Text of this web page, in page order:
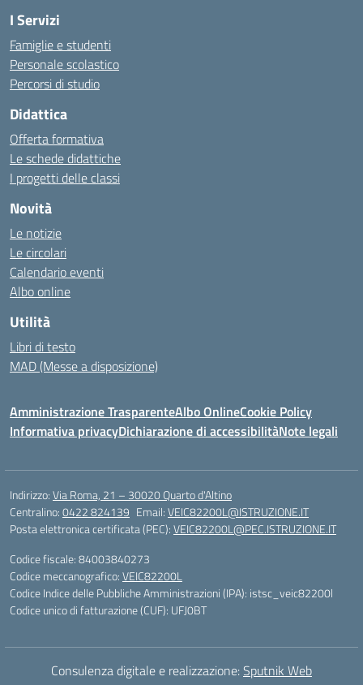
I Servizi
Famiglie e studenti
Personale scolastico
Percorsi di studio
Didattica
Offerta formativa
Le schede didattiche
I progetti delle classi
Novità
Le notizie
Le circolari
Calendario eventi
Albo online
Utilità
Libri di testo
MAD (Messe a disposizione)
Amministrazione TrasparenteAlbo OnlineCookie Policy
Informativa privacyDichiarazione di accessibilitàNote legali
Indirizzo:Via Roma, 21 – 30020 Quarto d'Altino
Centralino:0422 824139 Email:VEIC82200L@ISTRUZIONE.IT
Posta elettronica certificata (PEC):VEIC82200L@PEC.ISTRUZIONE.IT
Codice fiscale: 84003840273
Codice meccanografico:VEIC82200L
Codice Indice delle Pubbliche Amministrazioni (IPA): istsc_veic82200l
Codice unico di fatturazione (CUF): UFJ0BT
Consulenza digitale e realizzazione:Sputnik Web